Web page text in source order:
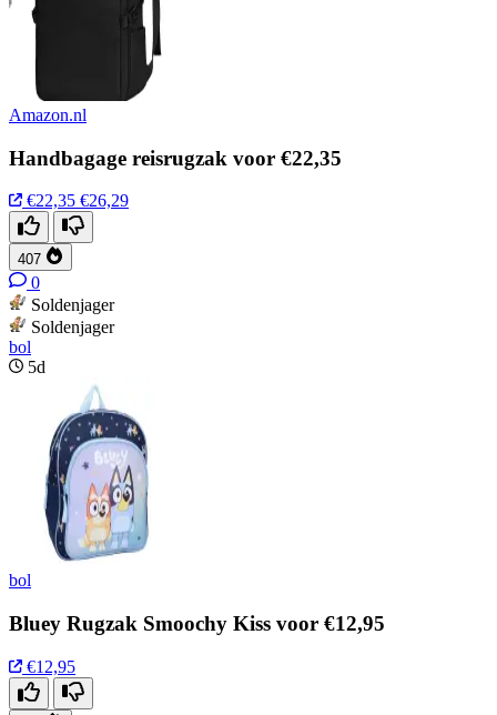
Amazon.nl
Handbagage reisrugzak voor €22,35
€22,35 €26,29
407
0
Soldenjager
Soldenjager
bol
5d
bol
Bluey Rugzak Smoochy Kiss voor €12,95
€12,95